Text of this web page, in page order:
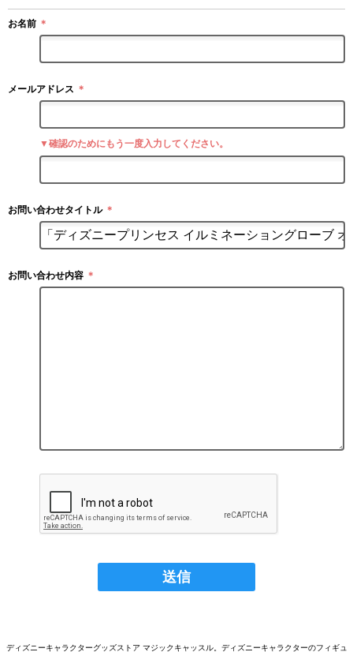
お名前 ＊
メールアドレス ＊
▼確認のためにもう一度入力してください。
お問い合わせタイトル ＊
お問い合わせ内容 ＊
ディズニーキャラクターグッズストア マジックキャッスル。ディズニーキャラクターのフィギュ